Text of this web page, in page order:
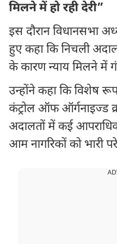
मिलने में हो रही देरी”
इस दौरान विधानसभा
हुए कहा कि निचली
के कारण न्याय मिलने में
उन्होंने कहा कि विशेष
कंट्रोल ऑफ ऑर्गनाइज्ड
अदालतों में कई
आम नागरिकों को भारी